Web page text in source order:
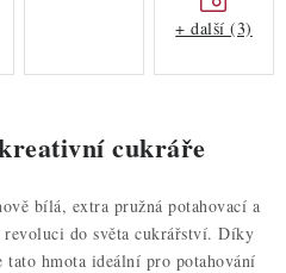
Obchodní podmínky
cukráře
bílá, extra pružná potahovací a
do světa cukrářství. Díky
hmota ideální pro potahování
+ další (3)